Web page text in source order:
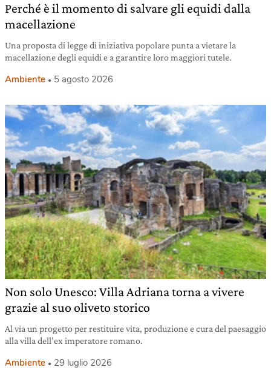
Perché è il momento di salvare gli equidi dalla
macellazione
Una proposta di legge di iniziativa popolare punta a vietare la
macellazione degli equidi e a garantire loro maggiori tutele.
Ambiente 5 agosto 2026
Non solo Unesco: Villa Adriana torna a vivere
grazie al suo oliveto storico
Al via un progetto per restituire vita, produzione e cura del paesaggio
alla villa dell’ex imperatore romano.
Ambiente 29 luglio 2026